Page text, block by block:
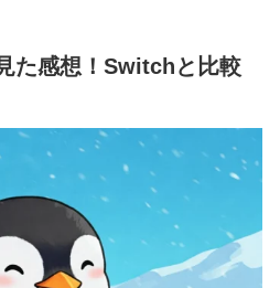
た感想！Switchと比較